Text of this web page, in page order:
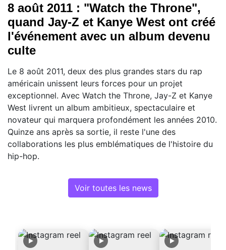
8 août 2011 : "Watch the Throne",
quand Jay-Z et Kanye West ont créé
l'événement avec un album devenu
culte
Le 8 août 2011, deux des plus grandes stars du rap
américain unissent leurs forces pour un projet
exceptionnel. Avec Watch the Throne, Jay-Z et Kanye
West livrent un album ambitieux, spectaculaire et
novateur qui marquera profondément les années 2010.
Quinze ans après sa sortie, il reste l'une des
collaborations les plus emblématiques de l'histoire du
hip-hop.
Voir toutes les news